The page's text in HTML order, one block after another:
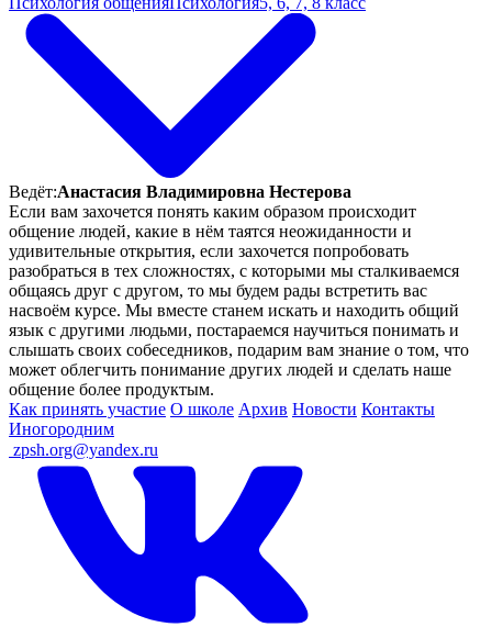
Ведёт:Анастасия Владимировна Нестерова
Если вам захочется понять каким образом происходит
общение людей, какие в нём таятся неожиданности и
удивительные открытия, если захочется попробовать
разобраться в тех сложностях, с которыми мы сталкиваемся
общаясь друг с другом, то мы будем рады встретить вас
насвоём курсе. Мы вместе станем искать и находить общий
язык с другими людьми, постараемся научиться понимать и
слышать своих собеседников, подарим вам знание о том, что
может облегчить понимание других людей и сделать наше
общение более продуктым.
Как принять участие О школе Архив Новости Контакты
Иногородним
zpsh.org@yandex.ru